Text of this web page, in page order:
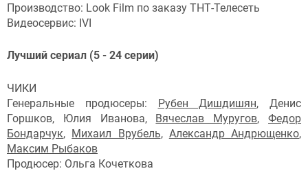
Производство: Look Film по заказу ТНТ-Телесеть
Видеосервис: IVI
Лучший сериал (5 - 24 серии)
ЧИКИ
Генеральные продюсеры: Рубен Дишдишян, Денис
Горшков, Юлия Иванова, Вячеслав Муругов,Федор
Бондарчук, Михаил Врубель, Александр Андрющенко,
Максим Рыбаков
Продюсер: Ольга Кочеткова